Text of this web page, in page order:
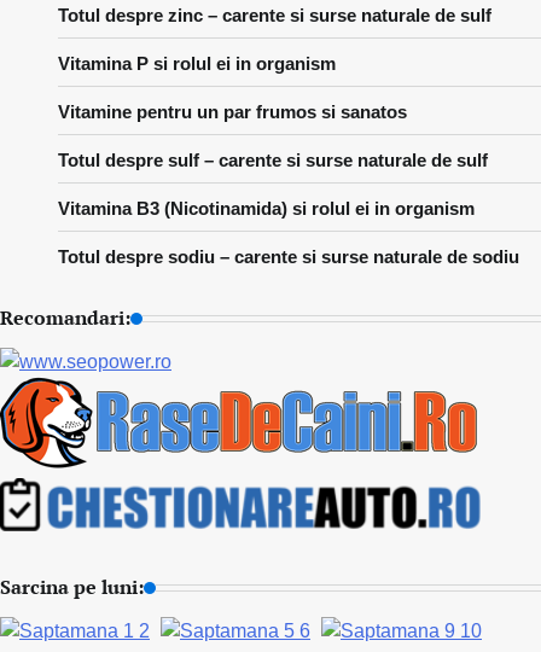
Totul despre zinc – carente si surse naturale de sulf
Vitamina P si rolul ei in organism
Vitamine pentru un par frumos si sanatos
Totul despre sulf – carente si surse naturale de sulf
Vitamina B3 (Nicotinamida) si rolul ei in organism
Totul despre sodiu – carente si surse naturale de sodiu
Recomandari:
Sarcina pe luni: